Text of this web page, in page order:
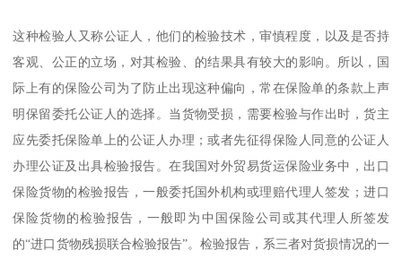
这种检验人又称公证人，他们的检验技术，审慎程度，以及是否持
客观、公正的立场，对其检验、的结果具有较大的影响。所以，国
际上有的保险公司为了防止出现这种偏向，常在保险单的条款上声
明保留委托公证人的选择。当货物受损，需要检验与作出时，货主
应先委托保险单上的公证人办理；或者先征得保险人同意的公证人
办理公证及出具检验报告。在我国对外贸易货运保险业务中，出口
保险货物的检验报告，一般委托国外机构或理赔代理人签发；进口
保险货物的检验报告，一般即为中国保险公司或其代理人所签发
的“进口货物残损联合检验报告”。检验报告，系三者对货损情况的一